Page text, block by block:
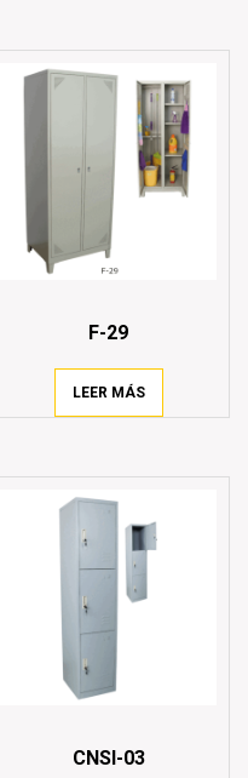
F-29
LEER MÁS
CNSI-03